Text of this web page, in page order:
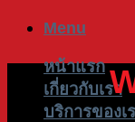
Menu
หน้าแรก
เกี่ยวกับเรา
บริการของเ